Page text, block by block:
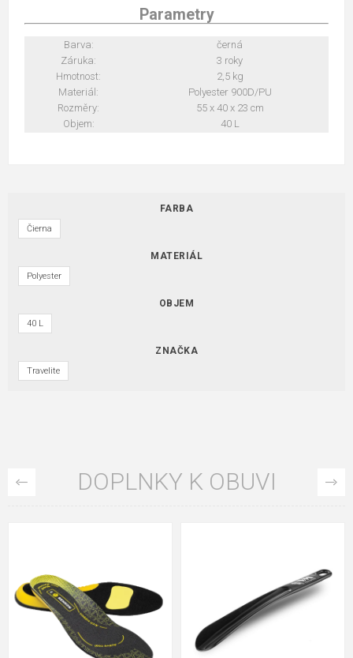
Parametry
Barva:
černá
Záruka:
3 roky
Hmotnost:
2,5 kg
Materiál:
Polyester 900D/PU
Rozměry:
55 x 40 x 23 cm
Objem:
40 L
FARBA
Čierna
MATERIÁL
Polyester
OBJEM
40 L
ZNAČKA
Travelite
DOPLNKY K OBUVI